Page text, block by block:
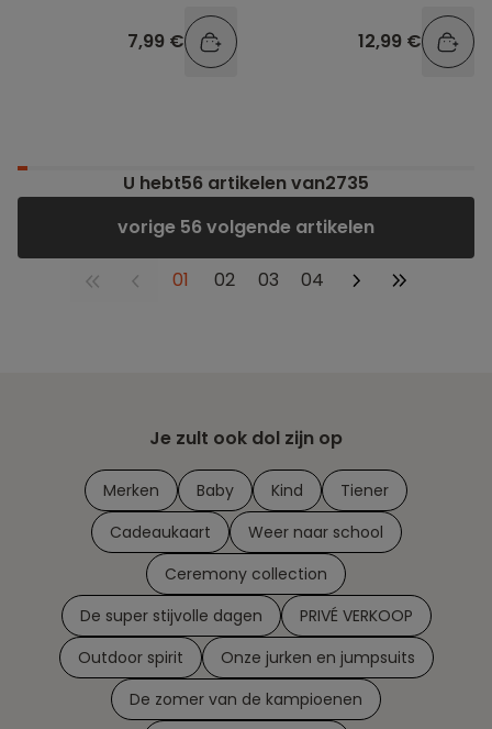
7,99 € 12,99 €
U hebt56 artikelen van2735
vorige 56 volgende artikelen
01 02 03 04
Je zult ook dol zijn op
Merken Baby Kind
Tiener
Cadeaukaart
Weer naar school
Ceremony collection
De super stijvolle dagen
PRIVÉ VERKOOP
Outdoor spirit
Onze jurken en jumpsuits
De zomer van de kampioenen